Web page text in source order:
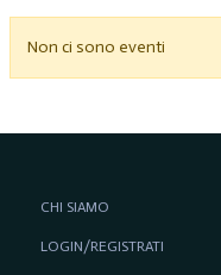
Non ci sono eventi
CHI SIAMO
LOGIN/REGISTRATI